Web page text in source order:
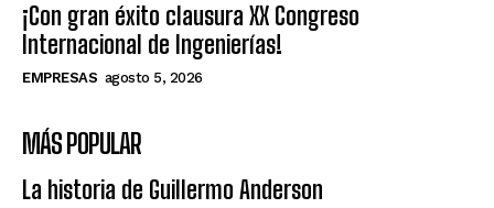
¡Con gran éxito clausura XX Congreso
Internacional de Ingenierías!
EMPRESAS agosto 5, 2026
MÁS POPULAR
La historia de Guillermo Anderson